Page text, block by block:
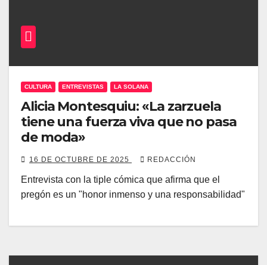
CULTURA ENTREVISTAS LA SOLANA
Alicia Montesquiu: «La zarzuela
tiene una fuerza viva que no pasa
de moda»
16 DE OCTUBRE DE 2025 REDACCIÓN
Entrevista con la tiple cómica que afirma que el
pregón es un "honor inmenso y una responsabilidad"